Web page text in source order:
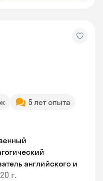
5 лет опыта
английского и
г.